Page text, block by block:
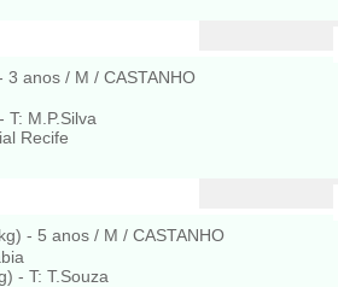
3 anos / M / CASTANHO
T: M.P.Silva
Recife
- 5 anos / M / CASTANHO
- T: T.Souza